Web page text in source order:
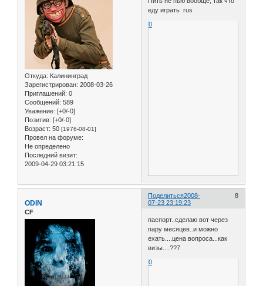
Откуда: Калининград
Зарегистрирован: 2008-03-26
Приглашений: 0
Сообщений: 589
Уважение: [+0/-0]
Позитив: [+0/-0]
Возраст: 50 [1976-08-01]
Провел на форуме:
Не определено
Последний визит:
2009-04-29 03:21:15
еду играть rus
0
Поделиться 8
2008-
07-23 23:19:23
ODIN
CF
паспорт..сделаю вот через
пару месяцев..и можно
ехать....цена вопроса...как
визы....??7
0